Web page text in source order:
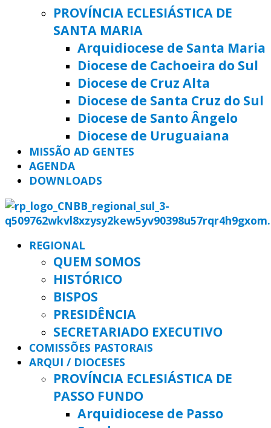
PROVÍNCIA ECLESIÁSTICA DE
SANTA MARIA
Arquidiocese de Santa Maria
Diocese de Cachoeira do Sul
Diocese de Cruz Alta
Diocese de Santa Cruz do Sul
Diocese de Santo Ângelo
Diocese de Uruguaiana
MISSÃO AD GENTES
AGENDA
DOWNLOADS
REGIONAL
QUEM SOMOS
HISTÓRICO
BISPOS
PRESIDÊNCIA
SECRETARIADO EXECUTIVO
COMISSÕES PASTORAIS
ARQUI / DIOCESES
PROVÍNCIA ECLESIÁSTICA DE
PASSO FUNDO
Arquidiocese de Passo